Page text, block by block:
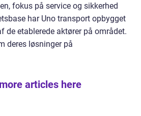
fokus på service og sikkerhed
har Uno transport opbygget
de etablerede aktører på området.
deres løsninger på
articles here